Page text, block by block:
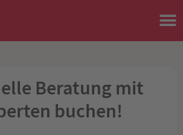
Beratung mit
buchen!